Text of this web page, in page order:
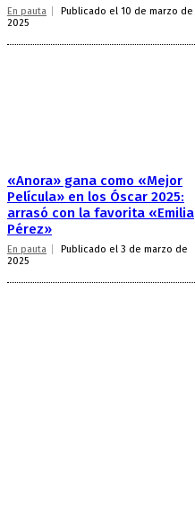
En pauta
Publicado el 10 de marzo de
2025
«Anora» gana como «Mejor
Película» en los Óscar 2025:
arrasó con la favorita «Emilia
Pérez»
En pauta
Publicado el 3 de marzo de
2025